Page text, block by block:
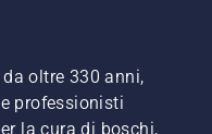
oltre 330 anni,
professionisti
la cura di boschi,